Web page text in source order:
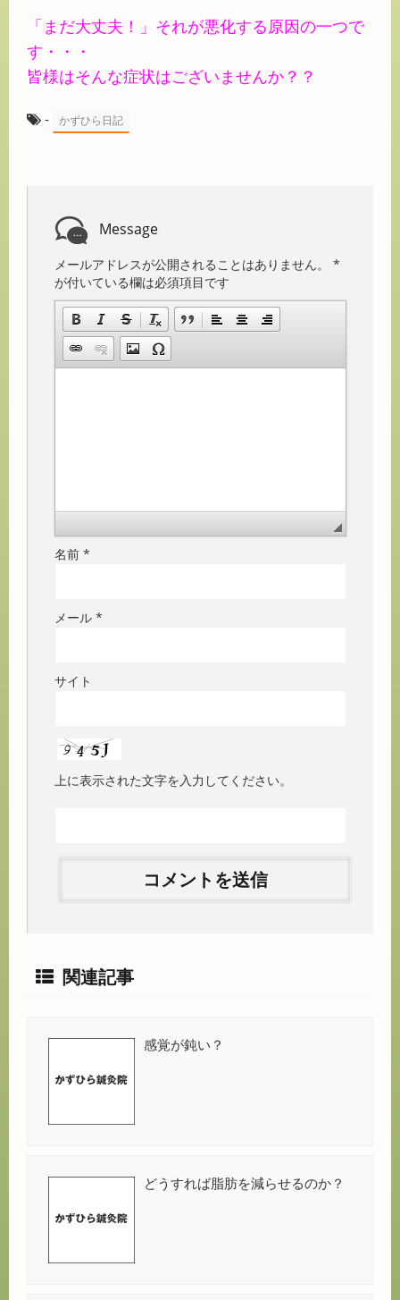
「まだ大丈夫！」それが悪化する原因の一つで
す・・・
皆様はそんな症状はございませんか？？
- かずひら日記
Message
メールアドレスが公開されることはありません。
*
が付いている欄は必須項目です
名前 *
メール *
サイト
上に表示された文字を入力してください。
関連記事
感覚が鈍い？
どうすれば脂肪を減らせるのか？